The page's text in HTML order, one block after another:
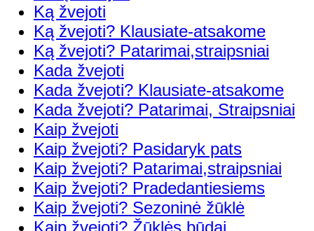
Ką žvejoti
Ką žvejoti? Klausiate-atsakome
Ką žvejoti? Patarimai,straipsniai
Kada žvejoti
Kada žvejoti? Klausiate-atsakome
Kada žvejoti? Patarimai, Straipsniai
Kaip žvejoti
Kaip žvejoti? Pasidaryk pats
Kaip žvejoti? Patarimai,straipsniai
Kaip žvejoti? Pradedantiesiems
Kaip žvejoti? Sezoninė žūklė
Kaip žvejoti? Žūklės būdai